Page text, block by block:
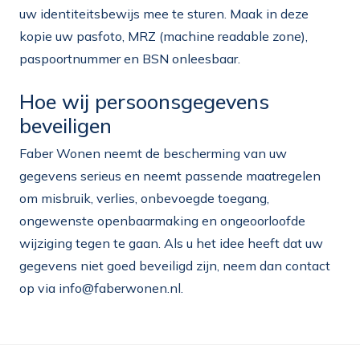
uw identiteitsbewijs mee te sturen. Maak in deze
kopie uw pasfoto, MRZ (machine readable zone),
paspoortnummer en BSN onleesbaar.
Hoe wij persoonsgegevens
beveiligen
Faber Wonen neemt de bescherming van uw
gegevens serieus en neemt passende maatregelen
om misbruik, verlies, onbevoegde toegang,
ongewenste openbaarmaking en ongeoorloofde
wijziging tegen te gaan. Als u het idee heeft dat uw
gegevens niet goed beveiligd zijn, neem dan contact
op via info@faberwonen.nl.